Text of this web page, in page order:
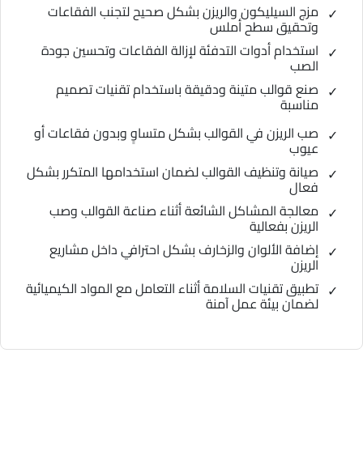
مزج السيليكون والريزن بشكل صحيح لتجنب الفقاعات
وتحقيق سطح أملس
استخدام أدوات التدفئة لإزالة الفقاعات وتحسين جودة
الصب
صنع قوالب متينة ودقيقة باستخدام تقنيات تصميم
مناسبة
صب الريزن في القوالب بشكل متساوٍ وبدون فقاعات أو
عيوب
صيانة وتنظيف القوالب لضمان استخدامها المتكرر بشكل
فعال
معالجة المشاكل الشائعة أثناء صناعة القوالب وصب
الريزن بفعالية
إضافة الألوان والزخارف بشكل احترافي داخل مشاريع
الريزن
تطبيق تقنيات السلامة أثناء التعامل مع المواد الكيميائية
لضمان بيئة عمل آمنة